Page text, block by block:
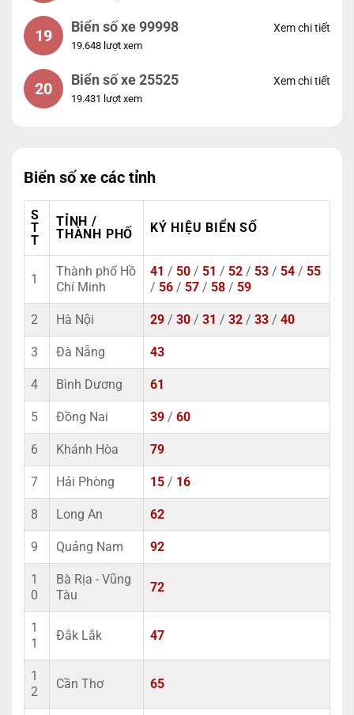
19 Biển số xe 99998
19.648 lượt xem
Xem chi tiết
20 Biển số xe 25525
19.431 lượt xem
Xem chi tiết
Biển số xe các tỉnh
S
T
T
TỈNH /
THÀNH PHỐ
KÝ HIỆU BIỂN SỐ
1
Thành phố Hồ
Chí Minh
41 / 50 / 51 / 52 / 53 / 54 / 55
/ 56 / 57 / 58 / 59
2 Hà Nội 29 / 30 / 31 / 32 / 33 / 40
3 Đà Nẵng 43
4 Bình Dương 61
5 Đồng Nai 39 / 60
6 Khánh Hòa 79
7 Hải Phòng 15 / 16
8 Long An 62
9 Quảng Nam 92
1
0
Bà Rịa - Vũng
Tàu
72
1
1
Đắk Lắk 47
1
2
Cần Thơ 65